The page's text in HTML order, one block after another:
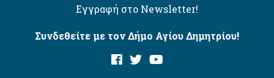
Εγγραφή στο Newsletter!
Συνδεθείτε με τον Δήμο Αγίου Δημητρίου!